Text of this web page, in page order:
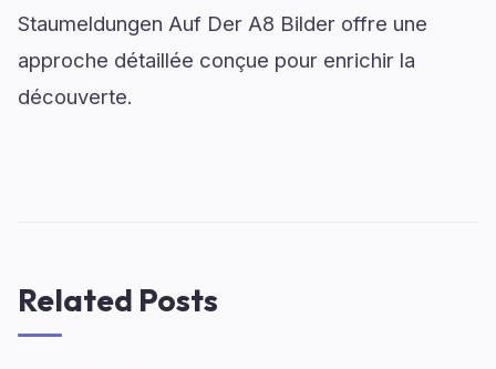
Staumeldungen Auf Der A8 Bilder offre une
approche détaillée conçue pour enrichir la
découverte.
Related Posts